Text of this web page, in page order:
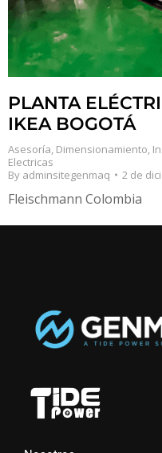
PLANTA
IKEA BOGOTÁ
Asesoría, Dimensionamiento,
Electricas
By adminsitegenmaq 2 de
Fleischmann Colombia